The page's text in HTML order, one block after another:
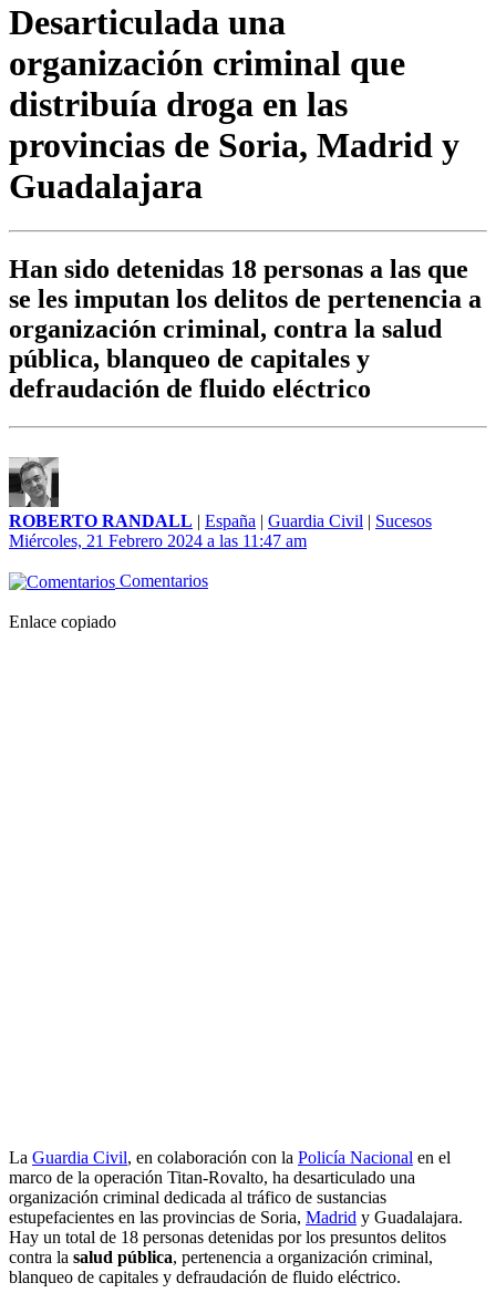
Desarticulada una
organización criminal que
distribuía droga en las
provincias de Soria, Madrid y
Guadalajara
Han sido detenidas 18 personas a las que
se les imputan los delitos de pertenencia a
organización criminal, contra la salud
pública, blanqueo de capitales y
defraudación de fluido eléctrico
ROBERTO RANDALL | España | Guardia Civil | Sucesos
Miércoles, 21 Febrero 2024 a las 11:47 am
Comentarios
Enlace copiado
La Guardia Civil, en colaboración con la Policía Nacional en el
marco de la operación Titan-Rovalto, ha desarticulado una
organización criminal dedicada al tráfico de sustancias
estupefacientes en las provincias de Soria, Madrid y Guadalajara.
Hay un total de 18 personas detenidas por los presuntos delitos
contra la salud pública, pertenencia a organización criminal,
blanqueo de capitales y defraudación de fluido eléctrico.